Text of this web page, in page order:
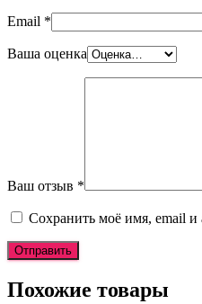
Email *
Ваша оценка
Ваш отзыв *
Сохранить моё имя, email и
Похожие товары